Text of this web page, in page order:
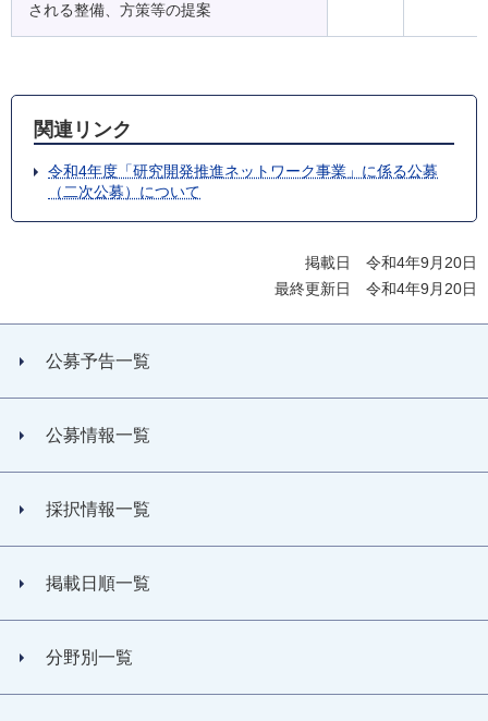
される整備、方策等の提案
関連リンク
令和4年度「研究開発推進ネットワーク事業」に係る公募
（二次公募）について
掲載日 令和4年9月20日
最終更新日 令和4年9月20日
公募予告一覧
公募情報一覧
採択情報一覧
掲載日順一覧
分野別一覧